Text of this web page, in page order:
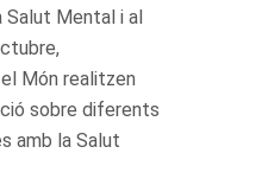
Salut Mental i al
Món realitzen
sobre diferents
amb la Salut